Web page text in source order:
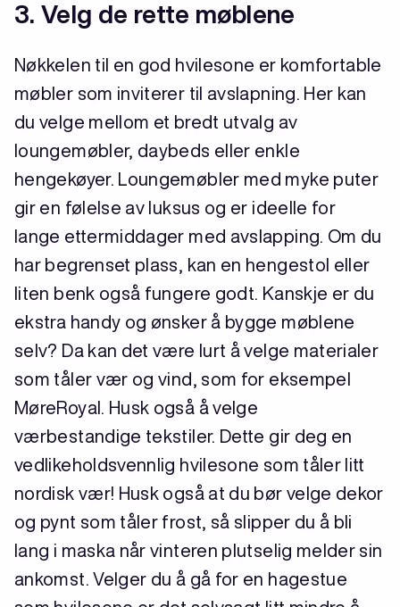
3. Velg de rette møblene
Nøkkelen til en god hvilesone er komfortable
møbler som inviterer til avslapning. Her kan
du velge mellom et bredt utvalg av
loungemøbler, daybeds eller enkle
hengekøyer. Loungemøbler med myke puter
gir en følelse av luksus og er ideelle for
lange ettermiddager med avslapping. Om du
har begrenset plass, kan en hengestol eller
liten benk også fungere godt. Kanskje er du
ekstra handy og ønsker å bygge møblene
selv? Da kan det være lurt å velge materialer
som tåler vær og vind, som for eksempel
MøreRoyal. Husk også å velge
værbestandige tekstiler. Dette gir deg en
vedlikeholdsvennlig hvilesone som tåler litt
nordisk vær! Husk også at du bør velge dekor
og pynt som tåler frost, så slipper du å bli
lang i maska når vinteren plutselig melder sin
ankomst. Velger du å gå for en hagestue